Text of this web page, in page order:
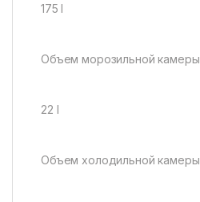
175 l
Объем морозильной камеры
22 l
Объем холодильной камеры